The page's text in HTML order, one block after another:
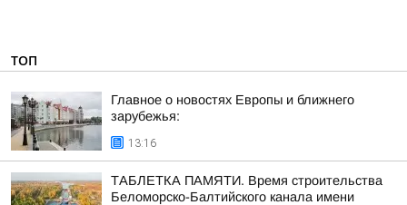
ТОП
Главное о новостях Европы и ближнего
зарубежья:
13:16
ТАБЛЕТКА ПАМЯТИ. Время строительства
Беломорско-Балтийского канала имени